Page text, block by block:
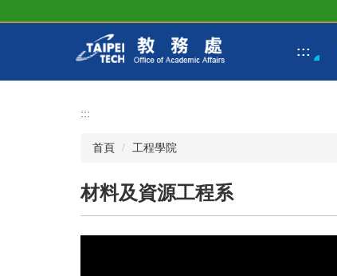
內
:::
:::
首頁 工程學院
材料及資源工程系